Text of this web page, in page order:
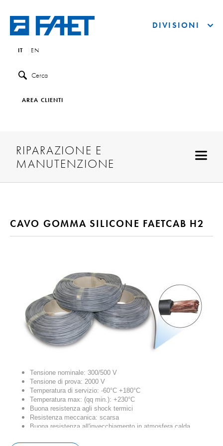
IT EN
Cerca
AREA CLIENTI
DIVISIONI
RIPARAZIONE E
MANUTENZIONE
CAVO GOMMA SILICONE FAETCAB H2
Tensione nominale: 300/500 V
Tensione di prova: 2000 V
Temperatura di servizio: -60°C +180°C
Temperatura max: (qq min.): +230°C
Buona resistenza agli shock termici
Resistenza meccanica: scarsa
Buona resistenza all'invecchiamento in atmosfera calda
Bassa emissioni fumi: IEC 1034 DIN VDE 472 § 815 – IEC